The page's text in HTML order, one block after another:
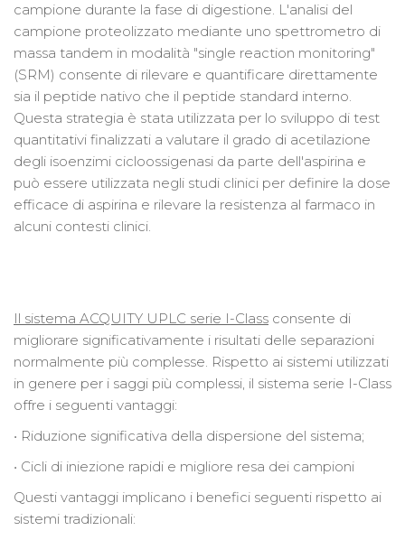
campione durante la fase di digestione. L'analisi del
campione proteolizzato mediante uno spettrometro di
massa tandem in modalità "single reaction monitoring"
(SRM) consente di rilevare e quantificare direttamente
sia il peptide nativo che il peptide standard interno.
Questa strategia è stata utilizzata per lo sviluppo di test
quantitativi finalizzati a valutare il grado di acetilazione
degli isoenzimi cicloossigenasi da parte dell'aspirina e
può essere utilizzata negli studi clinici per definire la dose
efficace di aspirina e rilevare la resistenza al farmaco in
alcuni contesti clinici.
Il sistema ACQUITY UPLC serie I-Class consente di
migliorare significativamente i risultati delle separazioni
normalmente più complesse. Rispetto ai sistemi utilizzati
in genere per i saggi più complessi, il sistema serie I-Class
offre i seguenti vantaggi:
• Riduzione significativa della dispersione del sistema;
• Cicli di iniezione rapidi e migliore resa dei campioni
Questi vantaggi implicano i benefici seguenti rispetto ai
sistemi tradizionali: